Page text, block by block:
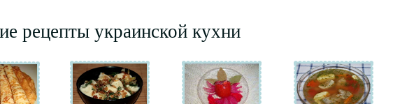
рецепты украинской кухни